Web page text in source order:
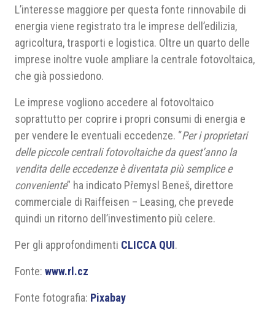
L’interesse maggiore per questa fonte rinnovabile di
energia viene registrato tra le imprese dell’edilizia,
agricoltura, trasporti e logistica. Oltre un quarto delle
imprese inoltre vuole ampliare la centrale fotovoltaica,
che già possiedono.
Le imprese vogliono accedere al fotovoltaico
soprattutto per coprire i propri consumi di energia e
per vendere le eventuali eccedenze. “Per i proprietari
delle piccole centrali fotovoltaiche da quest’anno la
vendita delle eccedenze èdiventatapiù semplice e
conveniente” ha indicato Přemysl Beneš, direttore
commerciale di Raiffeisen – Leasing, che prevede
quindi un ritorno dell’investimento più celere.
Per gli approfondimenti CLICCA QUI.
Fonte: www.rl.cz
Fonte fotografia: Pixabay